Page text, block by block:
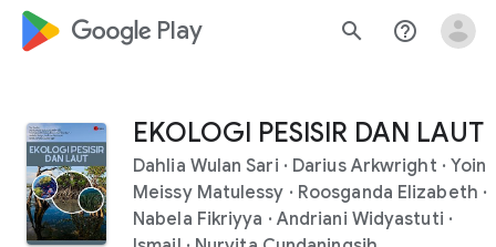
google_logo Play search help_outline
EKOLOGI PESISIR DAN LAUT
Dahlia Wulan Sari · Darius Arkwright · Yoin
Meissy Matulessy · Roosganda Elizabeth ·
Nabela Fikriyya · Andriani Widyastuti ·